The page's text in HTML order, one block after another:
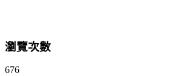
瀏覽次數
676